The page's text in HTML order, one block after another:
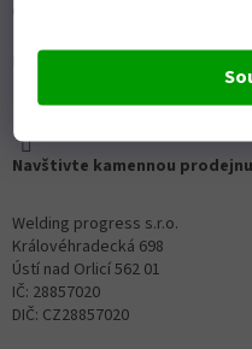
Kontaktní formulář ZDE
Navštivte kamennou
Welding progress s.r.o.
Královéhradecká 698
Ústí nad Orlicí 562 01
IČ: 28857020
DIČ: CZ28857020